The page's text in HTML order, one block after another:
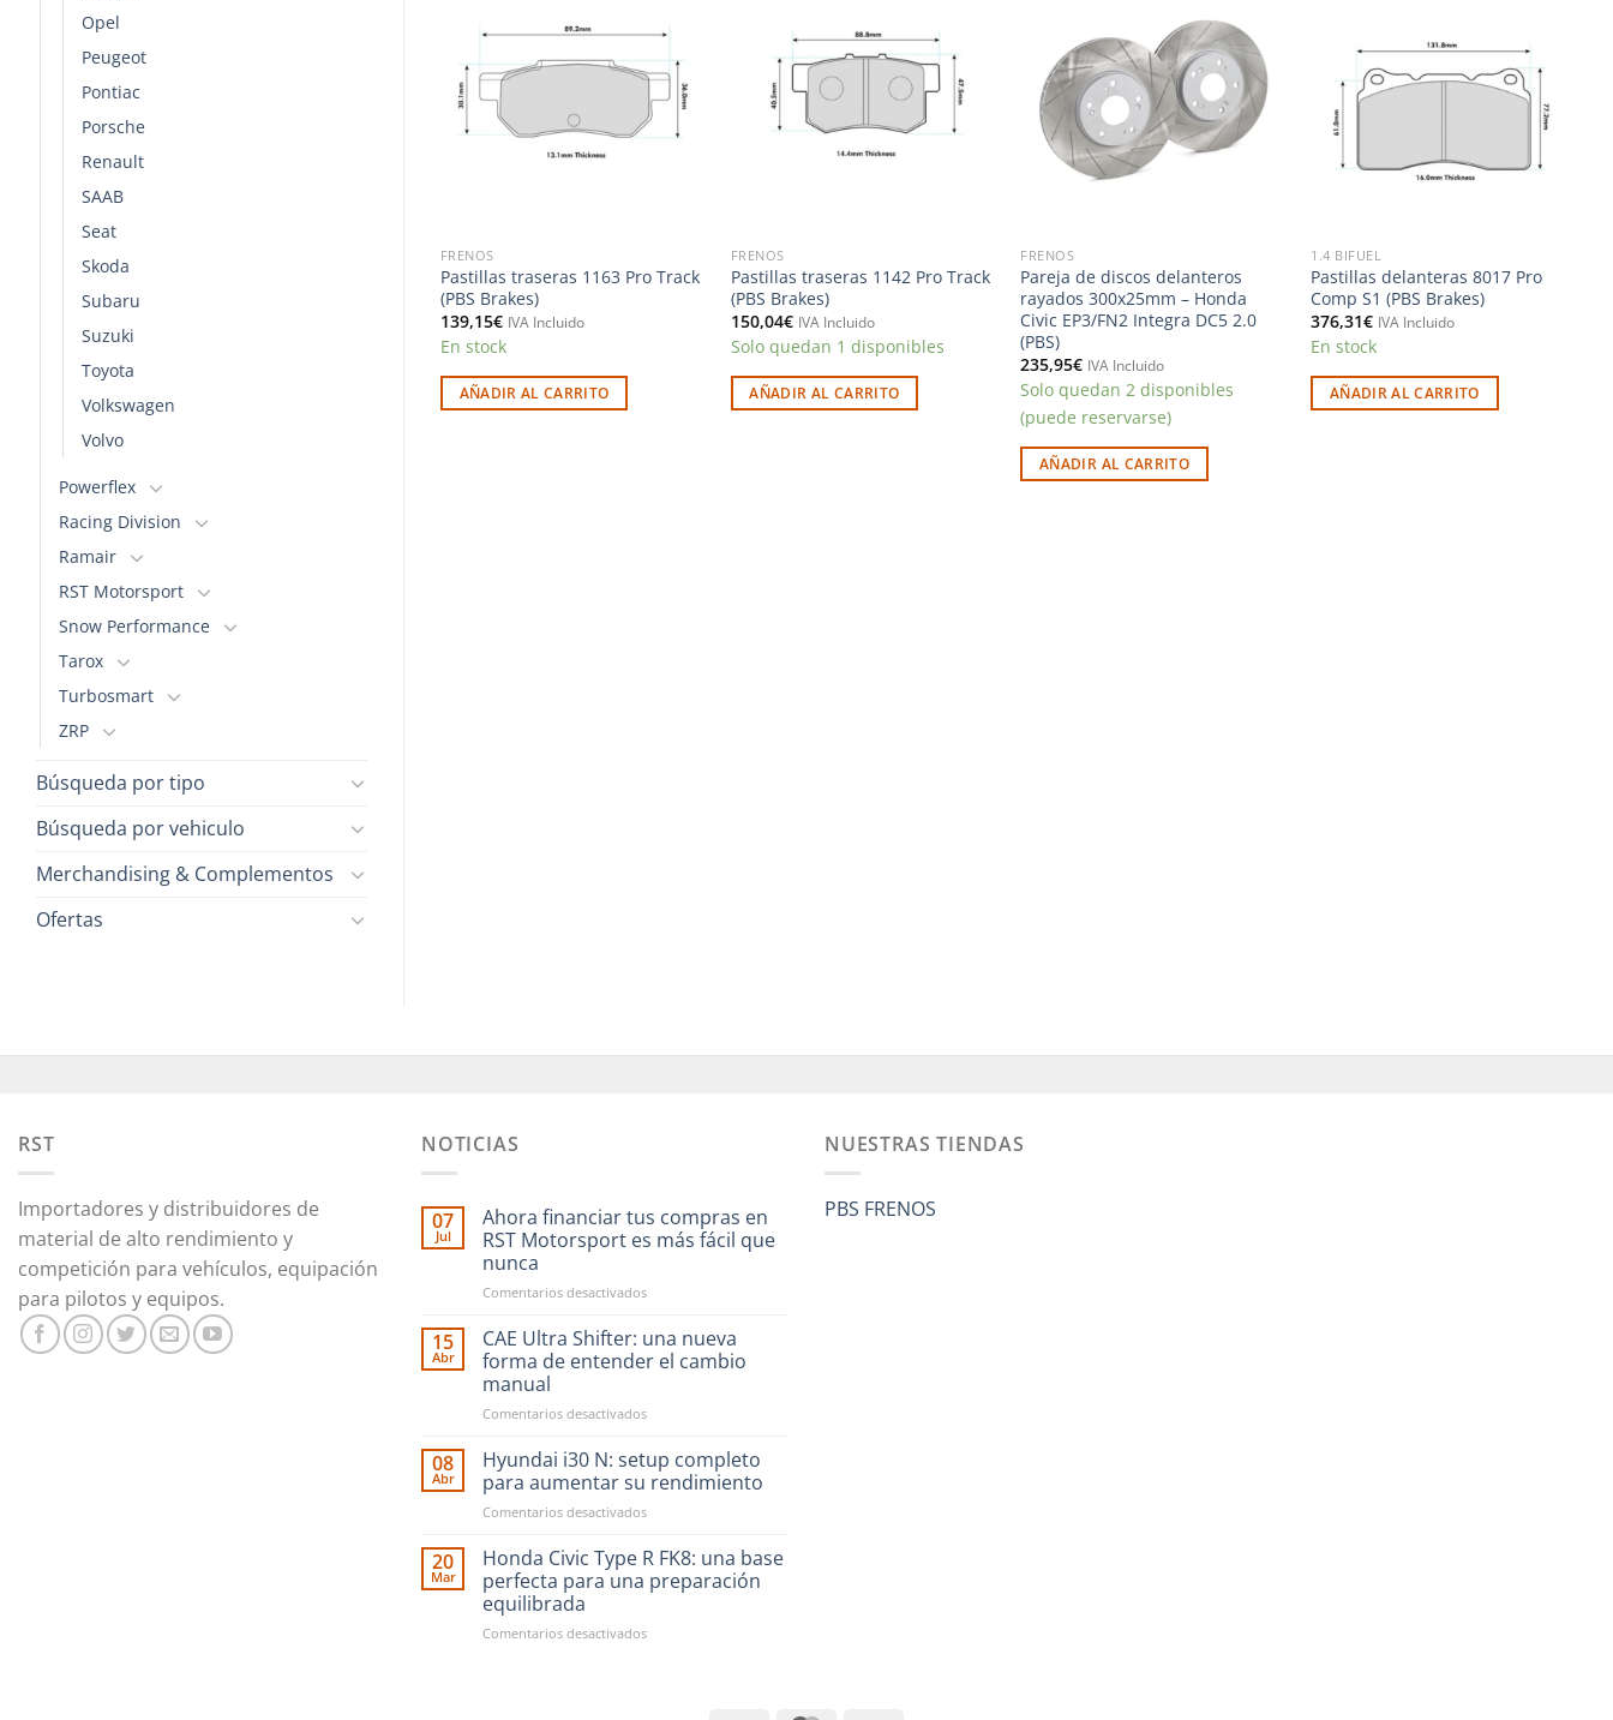
Opel
Peugeot
Pontiac
Porsche
Renault
SAAB
Seat
Skoda
Subaru
Suzuki
Toyota
Volkswagen
Volvo
Powerflex
Racing Division
Ramair
RST Motorsport
Snow Performance
Tarox
Turbosmart
ZRP
Búsqueda por tipo
Búsqueda por vehiculo
Merchandising & Complementos
Ofertas
Añadir
lista de
deseos
FRENOS
Pastillas traseras 1163 Pro Track
(PBS Brakes)
139,15€ IVA Incluido
En stock
AÑADIR AL CARRITO
Añadir
a la
lista de
deseos
FRENOS
Pastillas traseras 1142 Pro Track
(PBS Brakes)
150,04€ IVA Incluido
Solo quedan 1 disponibles
AÑADIR AL CARRITO
Añadir
a la
lista de
deseos
FRENOS
Pareja de discos delanteros
rayados 300x25mm – Honda
Civic EP3/FN2 Integra DC5 2.0
(PBS)
235,95€ IVA Incluido
Solo quedan 2 disponibles
(puede reservarse)
AÑADIR AL CARRITO
a la
lista de
deseos
1.4 BIFUEL
Pastillas delanteras 8017 Pro
Comp S1 (PBS Brakes)
376,31€ IVA Incluido
En stock
AÑADIR AL CARRITO
Añadir
a la
lista de
deseos
991 Pro
plazo de
RST
Importadores y distribuidores de
material de alto rendimiento y
competición para vehículos, equipación
para pilotos y equipos.
NOTICIAS
07
Jul
Ahora financiar tus compras en
RST Motorsport es más fácil que
nunca
Comentarios desactivadosen
financiar
compras
RST
es
más
fácil
que
15
Abr
CAE Ultra Shifter: una nueva
forma de entender el cambio
manual
Comentarios desactivadosen
Ultra
Shifter:
una
nueva
de
entender
el
manual
08
Abr
Hyundai i30 N: setup completo
para aumentar su rendimiento
Comentarios desactivadosen
i30
setup
para
20
Mar
Honda Civic Type R FK8: una base
perfecta para una preparación
equilibrada
Comentarios desactivadosen
NUESTRAS TIENDAS
PBS FRENOS